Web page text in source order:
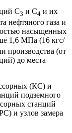
С3 и С4 и их
нефтяного газа и
насыщенных
1,6 МПа (16 кгс/
производства (от
до места
(КС) и
подземного
станций
и узлов замера